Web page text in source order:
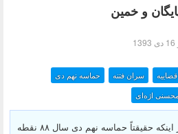
و خمین
سران فتنه
حماسه نهم دی
اژه‌ای
سخنگوی قوه قضاییه با تاکید بر اینکه حقیقتاً حماسه نهم دی سال ۸۸ نقطه